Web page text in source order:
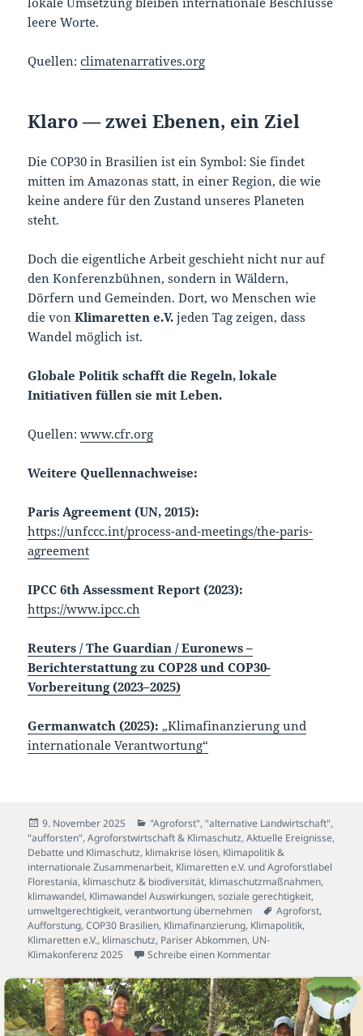
leere Worte.
Quellen:climatenarratives.org
Klaro — zwei Ebenen, ein Ziel
Die COP30 in Brasilien ist ein Symbol: Sie findet
mitten im Amazonas statt, in einer Region, die wie
keine andere für den Zustand unseres Planeten
steht.
Doch die eigentliche Arbeit geschieht nicht nur auf
den Konferenzbühnen, sondern in Wäldern,
Dörfern und Gemeinden. Dort, wo Menschen wie
die vonKlimaretten e.V. jeden Tag zeigen, dass
Wandel möglich ist.
Globale Politik schafft die Regeln, lokale
Initiativen füllen sie mit Leben.
Quellen:www.cfr.org
Weitere Quellennachweise:
Paris Agreement (UN, 2015):
https://unfccc.int/process-and-meetings/the-paris-
agreement
IPCC 6th Assessment Report (2023):
https://www.ipcc.ch
Reuters / The Guardian / Euronews –
Berichterstattung zu COP28 und COP30-
Vorbereitung (2023–2025)
Germanwatch (2025): „Klimafinanzierung und
internationale Verantwortung“
Veröffentlicht
am
9. November 2025 Kategorien
"Agroforst", "alternative Landwirtschaft",
"aufforsten",Agroforstwirtschaft & Klimaschutz,Aktuelle Ereignisse,
Debatte und Klimaschutz, klimakrise lösen, Klimapolitik &
internationale Zusammenarbeit, Klimaretten e.V. und Agroforstlabel
Florestania, klimaschutz & biodiversität, klimaschutzmaßnahmen,
klimawandel, Klimawandel Auswirkungen,soziale gerechtigkeit,
umweltgerechtigkeit,verantwortung übernehmen Schlagwörter
Agroforst,
Aufforstung,COP30 Brasilien, Klimafinanzierung, Klimapolitik,
Klimaretten e.V., klimaschutz, Pariser Abkommen, UN-
Klimakonferenz 2025
Schreibe einen Kommentarzu Was die COP30